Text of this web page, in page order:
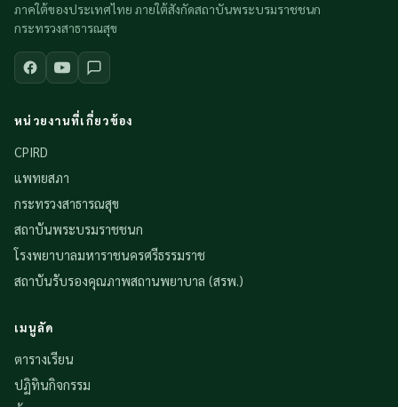
ภาคใต้ของประเทศไทย ภายใต้สังกัดสถาบันพระบรมราชชนก
กระทรวงสาธารณสุข
หน่วยงานที่เกี่ยวข้อง
CPIRD
แพทยสภา
กระทรวงสาธารณสุข
สถาบันพระบรมราชชนก
โรงพยาบาลมหาราชนครศรีธรรมราช
สถาบันรับรองคุณภาพสถานพยาบาล (สรพ.)
เมนูลัด
ตารางเรียน
ปฏิทินกิจกรรม